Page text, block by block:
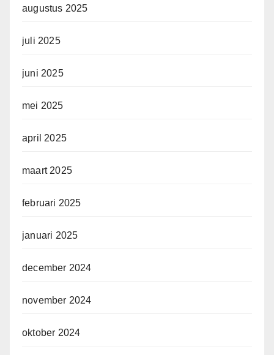
augustus 2025
juli 2025
juni 2025
mei 2025
april 2025
maart 2025
februari 2025
januari 2025
december 2024
november 2024
oktober 2024